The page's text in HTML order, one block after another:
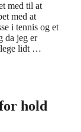
med til at
med at
i tennis og et
da jeg er
lege lidt …
hold